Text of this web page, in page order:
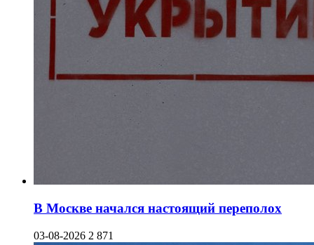
В Москве начался настоящий переполох
03-08-2026 2 871